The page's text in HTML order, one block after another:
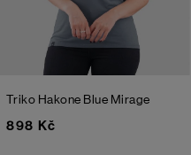
Triko Hakone Blue Mirage
898 Kč